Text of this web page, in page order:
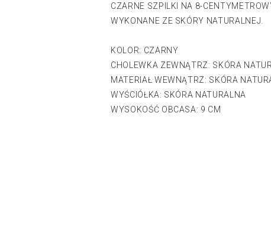
CZARNE SZPILKI NA 8-
WYKONANE ZE SKÓRY NATURALNEJ.
KOLOR: CZARNY
CHOLEWKA ZEWNĄTRZ: SKÓRA
MATERIAŁ WEWNĄTRZ: SKÓRA
WYŚCIÓŁKA: SKÓRA NATURALNA
WYSOKOŚĆ OBCASA: 9 CM